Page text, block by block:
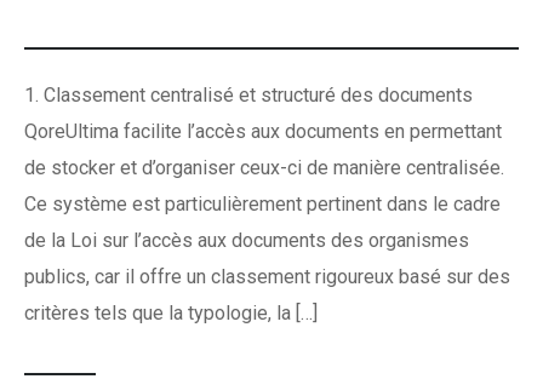
1. Classement centralisé et structuré des documents
QoreUltima facilite l’accès aux documents en permettant
de stocker et d’organiser ceux-ci de manière centralisée.
Ce système est particulièrement pertinent dans le cadre
de la Loi sur l’accès aux documents des organismes
publics, car il offre un classement rigoureux basé sur des
critères tels que la typologie, la […]